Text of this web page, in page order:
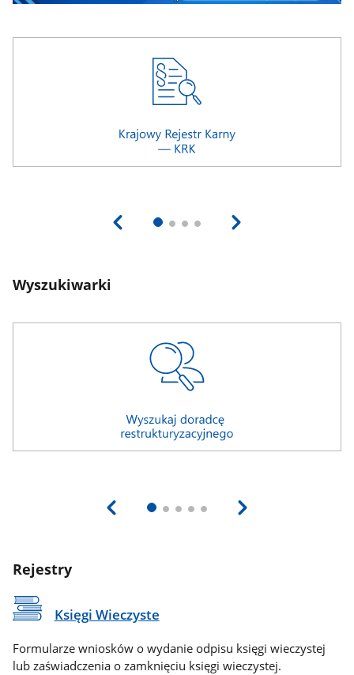
Wyszukiwarki
Rejestry
Księgi Wieczyste
Formularze wniosków o wydanie odpisu księgi wieczystej
lub zaświadczenia o zamknięciu księgi wieczystej.